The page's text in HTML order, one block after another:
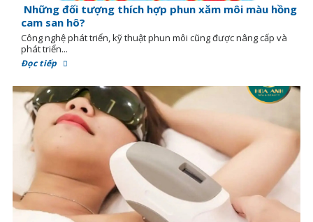
Những đối tượng thích hợp phun xăm môi màu hồng
cam san hô?
Công nghệ phát triển, kỹ thuật phun môi cũng được nâng cấp và
phát triển...
Đọc tiếp